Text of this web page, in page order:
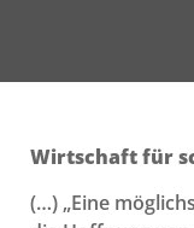
Wirtschaft für
(…) „Eine